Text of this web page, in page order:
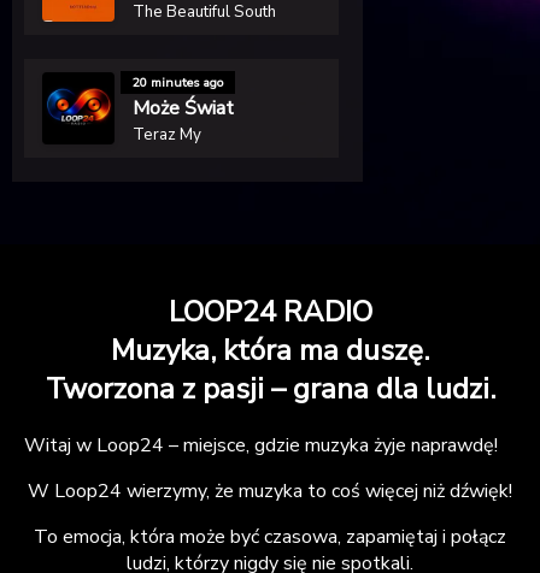
The Beautiful South
20 minutes ago
Może Świat
Teraz My
LOOP24 RADIO
Muzyka, która ma duszę.
Tworzona z pasji – grana dla ludzi.
Witaj w Loop24 ​​– miejsce, gdzie muzyka żyje naprawdę!
W Loop24 ​​wierzymy, że muzyka to coś więcej niż dźwięk!
To emocja, która może być czasowa, zapamiętaj i połącz
ludzi, którzy nigdy się nie spotkali.